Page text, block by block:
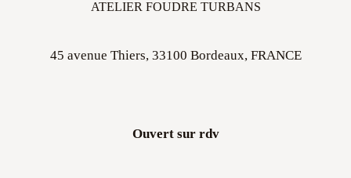
ATELIER FOUDRE TURBANS
45 avenue Thiers, 33100 Bordeaux, FRANCE
Ouvert sur rdv